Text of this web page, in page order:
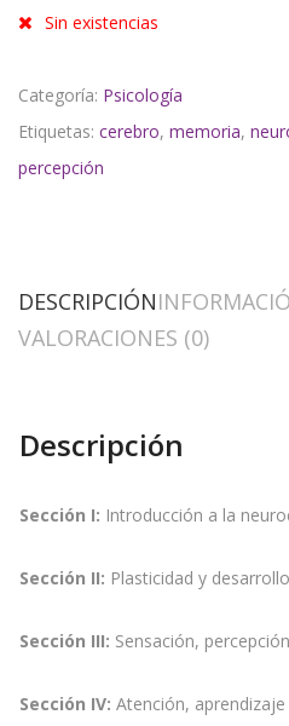
Sin existencias
Categoría: Psicología
Etiquetas: cerebro, memoria,
percepción
DESCRIPCIÓN
VALORACIONES (0)
Descripción
Sección I: Introducción a la
Sección II: Plasticidad y desarrollo
Sección III: Sensación,
Sección IV: Atención,